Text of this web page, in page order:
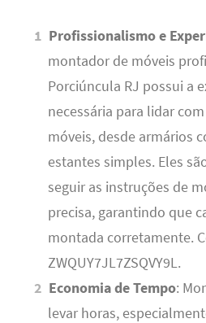
Profissionalismo e
montador de móveis
Porciúncula RJ possui a
necessária para lidar
móveis, desde armários
estantes simples. Eles
seguir as instruções de
precisa, garantindo que
montada corretamente.
ZWQUY7JL7ZSQVY9L.
Economia de Tempo:
levar horas,